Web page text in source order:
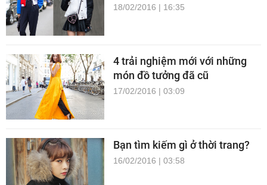
18/02/2016 | 16:35
4 trải nghiệm mới với những
món đồ tưởng đã cũ
17/02/2016 | 03:09
Bạn tìm kiếm gì ở thời trang?
16/02/2016 | 03:58